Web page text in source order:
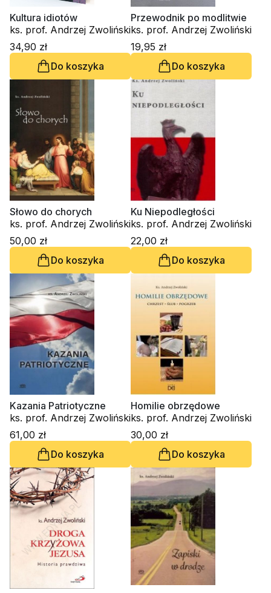
Kultura idiotów
ks. prof. Andrzej Zwoliński
34,90 zł
Do koszyka
Przewodnik po modlitwie
ks. prof. Andrzej Zwoliński
19,95 zł
Do koszyka
Słowo do chorych
ks. prof. Andrzej Zwoliński
50,00 zł
Do koszyka
Ku Niepodległości
ks. prof. Andrzej Zwoliński
22,00 zł
Do koszyka
Kazania Patriotyczne
ks. prof. Andrzej Zwoliński
61,00 zł
Do koszyka
Homilie obrzędowe
ks. prof. Andrzej Zwoliński
30,00 zł
Do koszyka